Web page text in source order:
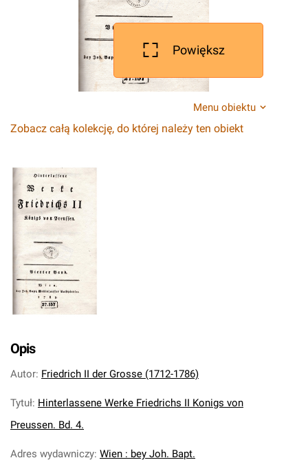
Powiększ
Menu obiektu
Zobacz całą kolekcję, do której należy ten obiekt
Opis
Autor: Friedrich II der Grosse (1712-1786)
Tytuł: Hinterlassene Werke Friedrichs II Konigs von
Preussen. Bd. 4.
Adres wydawniczy: Wien : bey Joh. Bapt.